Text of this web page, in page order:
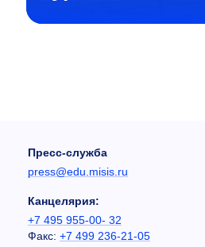
Пресс-служба
press@edu.misis.ru
Канцелярия:
+7 495 955-00- 32
Факс: +7 499 236-21-05